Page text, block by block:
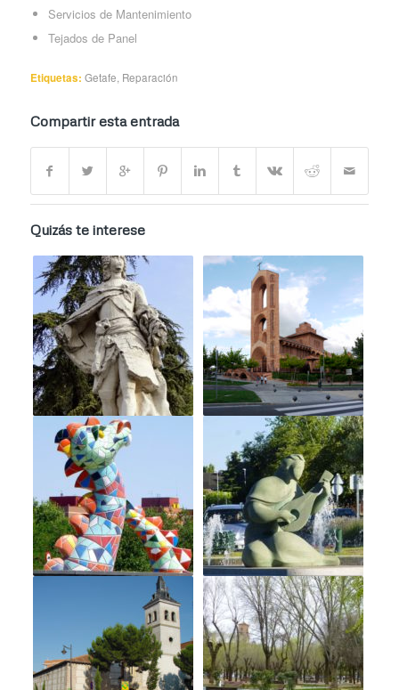
Servicios de Mantenimiento
Tejados de Panel
Etiquetas: Getafe Reparación
Compartir esta entrada
Quizás te interese